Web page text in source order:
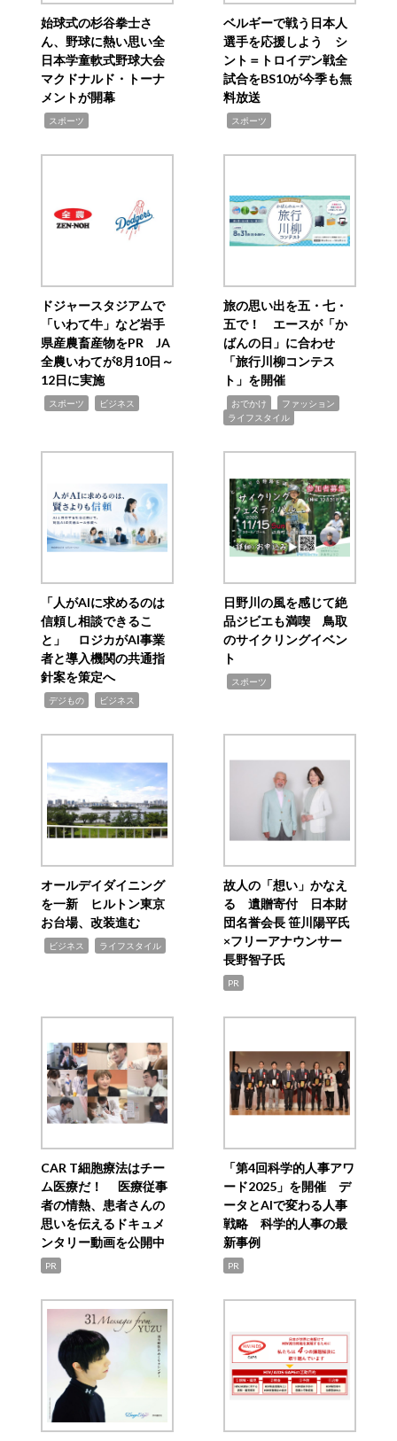
始球式の杉谷拳士さ
ん、野球に熱い思い全
日本学童軟式野球大会
マクドナルド・トーナ
メントが開幕
スポーツ
ベルギーで戦う日本人
選手を応援しよう シ
ント＝トロイデン戦全
試合をBS10が今季も無
料放送
スポーツ
ドジャースタジアムで
「いわて牛」など岩手
県産農畜産物をPR JA
全農いわてが8月10日～
12日に実施
スポーツ ビジネス
旅の思い出を五・七・
五で！ エースが「か
ばんの日」に合わせ
「旅行川柳コンテス
ト」を開催
おでかけ ファッション
ライフスタイル
「人がAIに求めるのは
信頼し相談できるこ
と」 ロジカがAI事業
者と導入機関の共通指
針案を策定へ
デジもの ビジネス
日野川の風を感じて絶
品ジビエも満喫 鳥取
のサイクリングイベン
ト
スポーツ
オールデイダイニング
を一新 ヒルトン東京
お台場、改装進む
ビジネス ライフスタイル
故人の「想い」かなえ
る 遺贈寄付 日本財
団名誉会長 笹川陽平氏
×フリーアナウンサー
長野智子氏
PR
CAR T細胞療法はチー
ム医療だ！ 医療従事
者の情熱、患者さんの
思いを伝えるドキュメ
ンタリー動画を公開中
PR
「第4回科学的人事アワ
ード2025」を開催 デ
ータとAIで変わる人事
戦略 科学的人事の最
新事例
PR